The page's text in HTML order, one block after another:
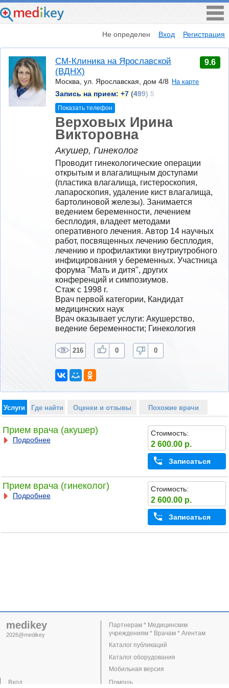
Не определен Вход Регистрация
СМ-Клиника на Ярославской
(ВДНХ)
Москва, ул. Ярославская, дом 4/8 На карте
Запись на прием: +7 (499) 5
Показать телефон
9.6
Верховых Ирина
Викторовна
Акушер, Гинеколог
Проводит гинекологические операции
открытым и влагалищным доступами
(пластика влагалища, гистероскопия,
лапароскопия, удаление кист влагалища,
бартолиновой железы). Занимается
ведением беременности, лечением
бесплодия, владеет методами
оперативного лечения. Автор 14 научных
работ, посвященных лечению бесплодия,
лечению и профилактики внутриутробного
инфицирования у беременных. Участница
форума "Мать и дитя", других
конференций и симпозиумов.
Стаж с 1998 г.
Врач первой категории, Кандидат
медицинских наук
Врач оказывает услуги: Акушерство,
ведение беременности; Гинекология
216 0 0
Услуги Где найти Оценки и отзывы Похожие врачи
Прием врача (акушер)
Подробнее
Стоимость:
2 600.00 р.
Записаться
Прием врача (гинеколог)
Подробнее
Стоимость:
2 600.00 р.
Записаться
medikey
2026@medikey
Вход
Партнерам * Медицинским
учреждениям * Врачам * Агентам
Каталог публикаций
Каталог оборудования
Мобильная версия
Помощь